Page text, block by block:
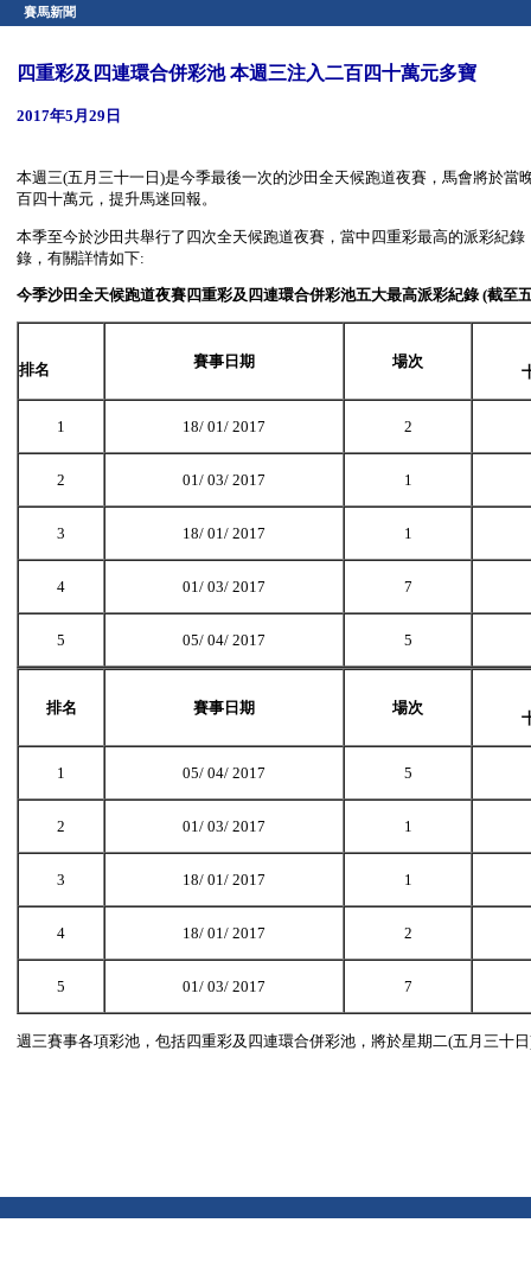
賽馬新聞
四重彩及四連環合併彩池 本週三注入二百四十萬元多寶
2017年5月29日
本週三(五月三十一日)是今季最後一次的沙田全天候跑道夜賽，馬會將於
百四十萬元，提升馬迷回報。
本季至今於沙田共舉行了四次全天候跑道夜賽，當中四重彩最高的派彩紀
錄，有關詳情如下:
今季沙田全天候跑道夜賽 四重彩及四連環合併彩池五大最高派彩紀錄 (截至
排名
賽事日期 場次
1 18/ 01/ 2017 2
2 01/ 03/ 2017 1
3 18/ 01/ 2017 1
4 01/ 03/ 2017 7
5 05/ 04/ 2017 5
排名 賽事日期 場次
1 05/ 04/ 2017 5
2 01/ 03/ 2017 1
3 18/ 01/ 2017 1
4 18/ 01/ 2017 2
5 01/ 03/ 2017 7
週三賽事各項彩池，包括四重彩及四連環合併彩池，將於星期二(五月三十